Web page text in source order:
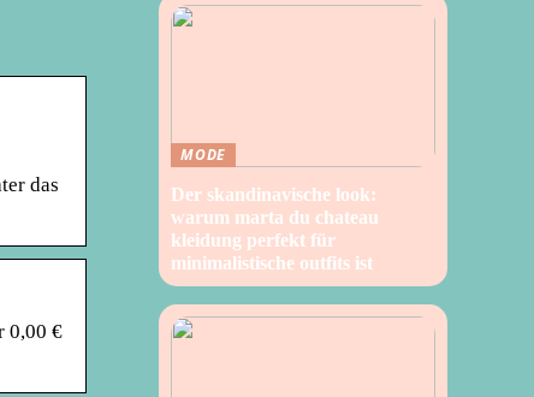
das
0,00 €
MODE
Der skandinavische look:
warum marta du chateau
kleidung perfekt für
minimalistische outfits ist